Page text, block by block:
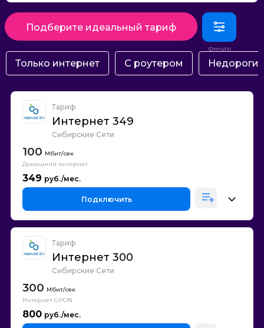
Подберите идеальный тариф
Только интернет С роутером Недорогие
Тариф
Интернет 349
Сибирские Сети
100
Домашний интернет
349
Подключить
Тариф
Интернет 300
Сибирские Сети
300
Интернет GPON
800